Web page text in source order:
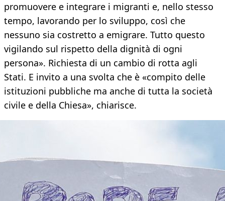
promuovere e integrare i migranti e, nello stesso
tempo, lavorando per lo sviluppo, così che
nessuno sia costretto a emigrare. Tutto questo
vigilando sul rispetto della dignità di ogni
persona». Richiesta di un cambio di rotta agli
Stati. E invito a una svolta che è «compito delle
istituzioni pubbliche ma anche di tutta la società
civile e della Chiesa», chiarisce.